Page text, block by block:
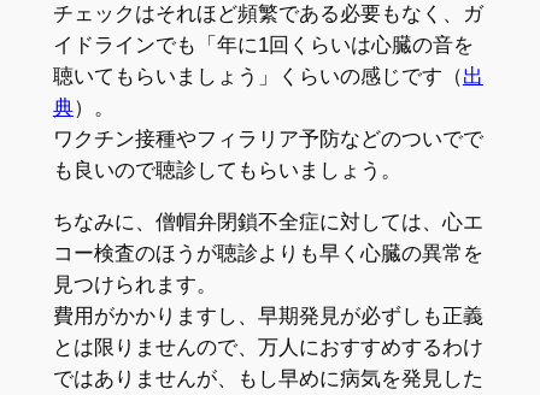
チェックはそれほど頻繁である必要もなく、ガ
イドラインでも「年に1回くらいは心臓の音を
聴いてもらいましょう」くらいの感じです（出
典）。
ワクチン接種やフィラリア予防などのついでで
も良いので聴診してもらいましょう。
ちなみに、僧帽弁閉鎖不全症に対しては、心エ
コー検査のほうが聴診よりも早く心臓の異常を
見つけられます。
費用がかかりますし、早期発見が必ずしも正義
とは限りませんので、万人におすすめするわけ
ではありませんが、もし早めに病気を発見した